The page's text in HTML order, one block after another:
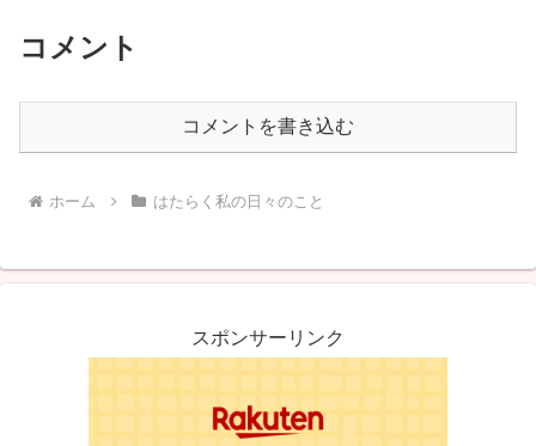
コメント
コメントを書き込む
ホーム はたらく私の日々のこと
スポンサーリンク